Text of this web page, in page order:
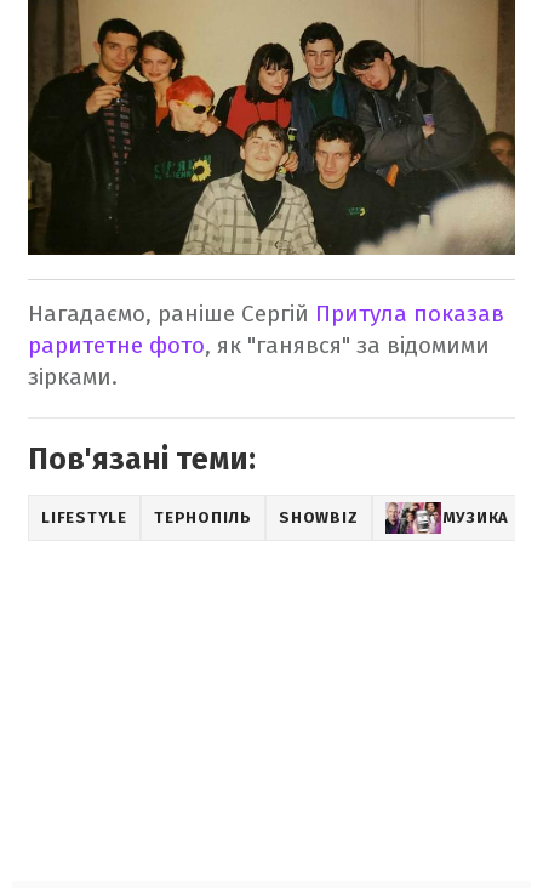
Нагадаємо, раніше Сергій Притула показав
раритетне фото, як "ганявся" за відомими
зірками.
Пов'язані теми:
LIFESTYLE ТЕРНОПІЛЬ SHOWBIZ МУЗИКА